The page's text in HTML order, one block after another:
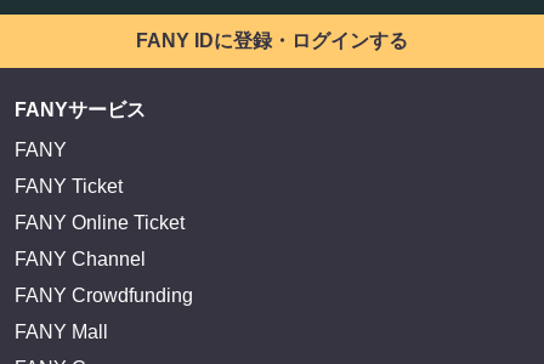
FANY IDに登録・ログインする
FANYサービス
FANY
FANY Ticket
FANY Online Ticket
FANY Channel
FANY Crowdfunding
FANY Mall